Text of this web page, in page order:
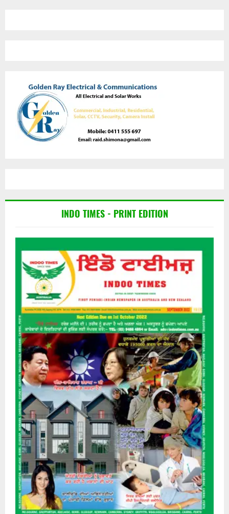
INDO TIMES - PRINT EDITION